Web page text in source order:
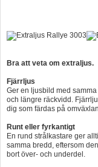
Thule - Takboxar
LAGERRENSING
Begagnade Motorer &
Bra att veta om extraljus.
Fjärrljus
Ger en ljusbild med
och längre räckvidd.
dig som färdas på
Runt eller fyrkantigt
En rund strålkastare ger
samma bredd, eftersom
bort över- och underdel.